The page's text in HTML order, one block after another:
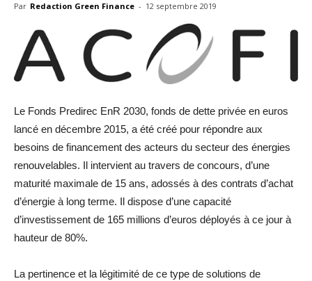
Par Redaction Green Finance - 12 septembre 2019
Le Fonds Predirec EnR 2030, fonds de dette privée en euros
lancé en décembre 2015, a été créé pour répondre aux
besoins de financement des acteurs du secteur des énergies
renouvelables. Il intervient au travers de concours, d’une
maturité maximale de 15 ans, adossés à des contrats d’achat
d’énergie à long terme. Il dispose d’une capacité
d’investissement de 165 millions d’euros déployés à ce jour à
hauteur de 80%.
La pertinence et la légitimité de ce type de solutions de